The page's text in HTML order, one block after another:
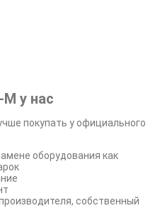
у нас
покупать у официального
оборудования как
собственный